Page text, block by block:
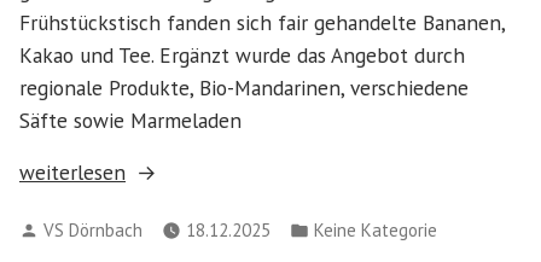
Frühstückstisch fanden sich fair gehandelte Bananen,
Kakao und Tee. Ergänzt wurde das Angebot durch
regionale Produkte, Bio-Mandarinen, verschiedene
Säfte sowie Marmeladen
„Gemütliches
Frühstück
weiterlesen
Verfasst
VS Dörnbach 18.12.2025
Veröffentlicht
Keine Kategorie